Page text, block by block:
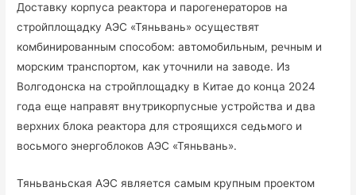
Доставку корпуса реактора и парогенераторов на
стройплощадку АЭС «Тяньвань» осуществят
комбинированным способом: автомобильным, речным и
морским транспортом, как уточнили на заводе. Из
Волгодонска на стройплощадку в Китае до конца 2024
года еще направят внутрикорпусные устройства и два
верхних блока реактора для строящихся седьмого и
восьмого энергоблоков АЭС «Тяньвань».
Тяньваньская АЭС является самым крупным проектом